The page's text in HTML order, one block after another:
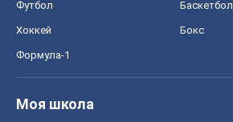
Футбол Баскетбол
Хоккей Бокс
Формула-1
Моя школа